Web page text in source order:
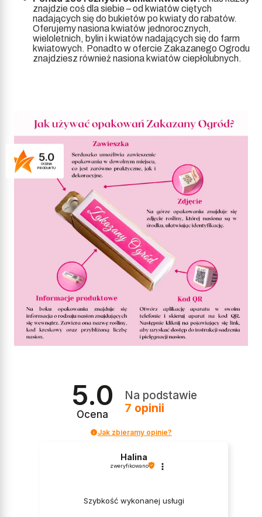
znajdzie coś dla siebie – od kwiatów ciętych
nadających się do bukietów po kwiaty do rabatów.
Oferujemy nasiona kwiatów jednorocznych,
wieloletnich, bylin i kwiatów nadających się do farm
kwiatowych. Ponadto w ofercie Zakazanego Ogrodu
znajdziesz również nasiona kwiatów ciepłolubnych.
5.0
Ocena
Na podstawie
7 opinii
Jak zbieramy opinie?
Halina
zweryfikowano
Szybkość wykonanej usługi
5.0
OCENA
PRODUKTU